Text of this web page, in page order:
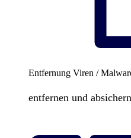
Entfernung Viren /
entfernen und